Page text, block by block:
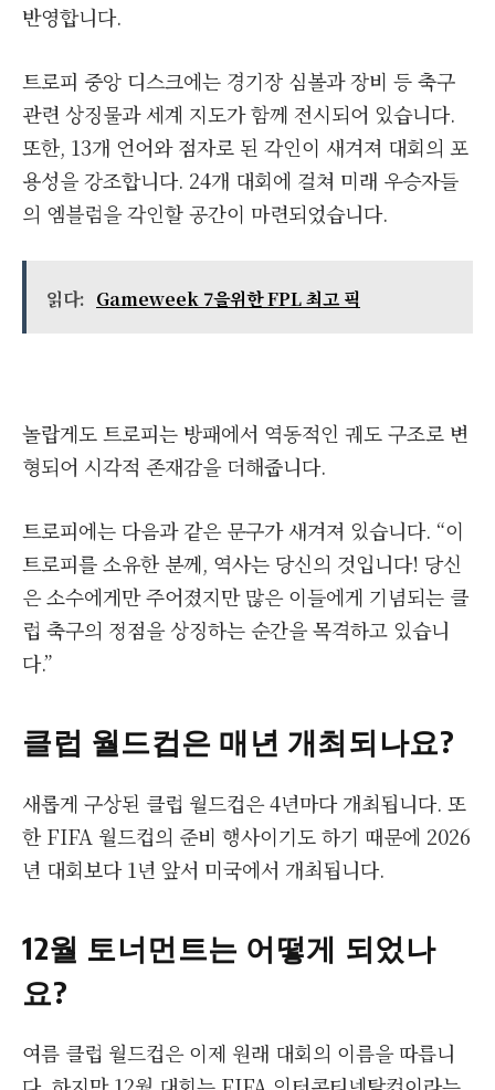
반영합니다.
트로피 중앙 디스크에는 경기장 심볼과 장비 등 축구
관련 상징물과 세계 지도가 함께 전시되어 있습니다.
또한, 13개 언어와 점자로 된 각인이 새겨져 대회의 포
용성을 강조합니다. 24개 대회에 걸쳐 미래 우승자들
의 엠블럼을 각인할 공간이 마련되었습니다.
읽다: Gameweek 7을위한 FPL 최고 픽
놀랍게도 트로피는 방패에서 역동적인 궤도 구조로 변
형되어 시각적 존재감을 더해줍니다.
트로피에는 다음과 같은 문구가 새겨져 있습니다. “이
트로피를 소유한 분께, 역사는 당신의 것입니다! 당신
은 소수에게만 주어졌지만 많은 이들에게 기념되는 클
럽 축구의 정점을 상징하는 순간을 목격하고 있습니
다.”
클럽 월드컵은 매년 개최되나요?
새롭게 구상된 클럽 월드컵은 4년마다 개최됩니다. 또
한 FIFA 월드컵의 준비 행사이기도 하기 때문에 2026
년 대회보다 1년 앞서 미국에서 개최됩니다.
12월 토너먼트는 어떻게 되었나
요?
여름 클럽 월드컵은 이제 원래 대회의 이름을 따릅니